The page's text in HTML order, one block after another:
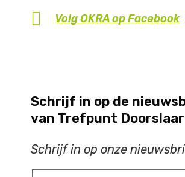
Volg OKRA opFacebook
Schrijf in op de
van Trefpunt Doorslaar
Schrijf in op onze